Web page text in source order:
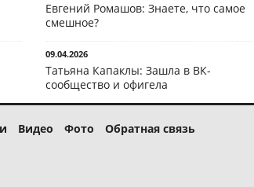
Евгений Ромашов: Знаете, что самое
смешное?
09.04.2026
Татьяна Капаклы: Зашла в ВК-
сообщество и офигела
Видео Фото Обратная связь